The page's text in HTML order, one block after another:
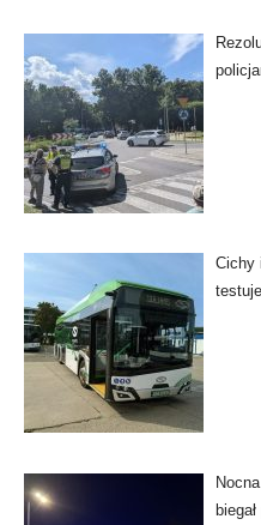
Cichy